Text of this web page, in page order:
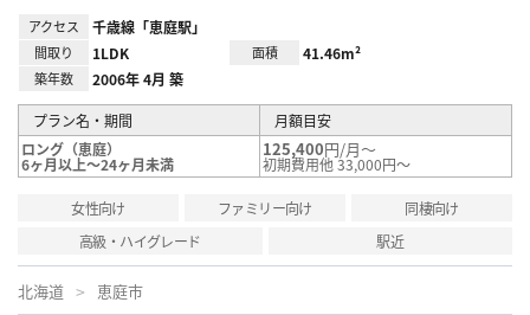
アクセス 千歳線「恵庭駅」
間取り 1LDK 面積 41.46m²
築年数 2006年 4月 築
プラン名・期間
月額目安
ロング（恵庭）
6ヶ月以上～24ヶ月未満
125,400円/月～
初期費用他 33,000円～
女性向け ファミリー向け
同棲向け
高級・ハイグレード
駅近
北海道 恵庭市